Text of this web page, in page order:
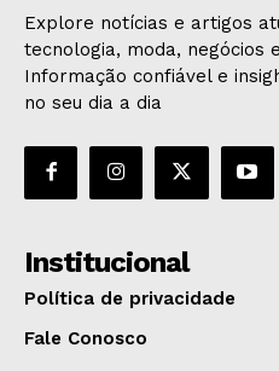
Explore notícias e artigos
tecnologia, moda, negócios
Informação confiável e
no seu dia a dia
Institucional
Política de privacidade
Fale Conosco